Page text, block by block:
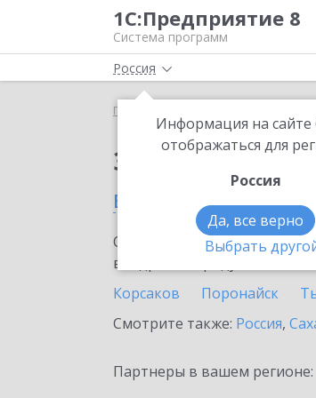
1С:Предприятие 8
Система программ
Россия
Информация на сайте
отображаться для
Россия
Да, все верно
Выбрать
Главная
Заказать 1С-
в Холмске
Ознакомьтесь с
внедрение продукта.
Корсаков
Поронайск
Смотрите также: Россия,
Партнеры в вашем регионе: